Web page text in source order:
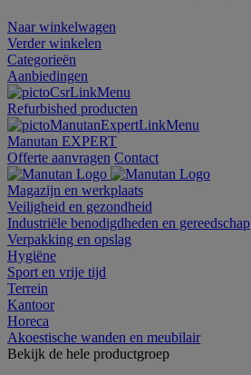
Naar winkelwagen
Verder winkelen
Categorieën
Aanbiedingen
Refurbished producten
Manutan EXPERT
Offerte aanvragen Contact
Magazijn en werkplaats
Veiligheid en gezondheid
Industriële benodigdheden en gereedschap
Verpakking en opslag
Hygiëne
Sport en vrije tijd
Terrein
Kantoor
Horeca
Akoestische wanden en meubilair
Bekijk de hele productgroep